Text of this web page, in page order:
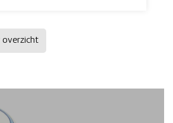
overzicht